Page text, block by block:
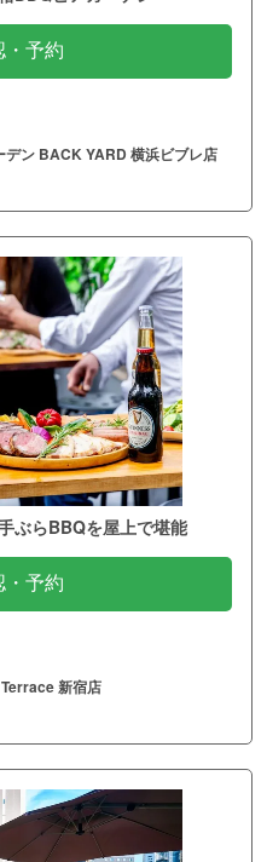
・予約
ン BACK YARD 横浜ビブレ店
ぶらBBQを屋上で堪能
・予約
新宿店